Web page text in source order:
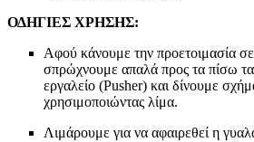
ΟΔΗΓΙΕΣ ΧΡΗΣΗΣ:
Αφού κάνουμε την προετοιμασία
σπρώχνουμε απαλά προς τα πίσω τα
εργαλείο (Pusher) και δίνουμε
χρησιμοποιώντας λίμα.
Λιμάρουμε για να αφαιρεθεί η